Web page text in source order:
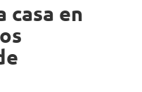
casa en